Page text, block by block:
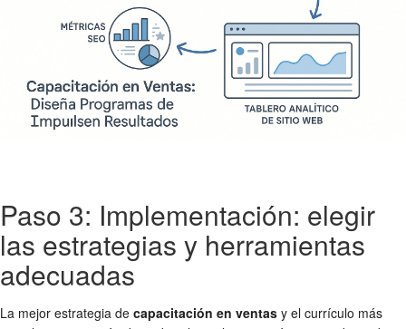
Paso 3: Implementación: elegir
las estrategias y herramientas
adecuadas
La mejor estrategia de capacitación en ventas y el currículo más